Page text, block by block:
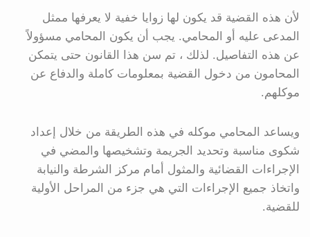
لأن هذه القضية قد يكون لها زوايا خفية لا يعرفها ممثل
المدعى عليه أو المحامي. يجب أن يكون المحامي مسؤولاً
عن هذه التفاصيل. لذلك ، تم سن هذا القانون حتى يتمكن
المحامون من دخول القضية بمعلومات كاملة والدفاع عن
موكلهم.
ويساعد المحامي موكله في هذه الطريقة من خلال إعداد
شكوى مناسبة وتحديد الجريمة وتشخيصها والمضي في
الإجراءات القضائية والمثول أمام مركز الشرطة والنيابة
واتخاذ جميع الإجراءات التي هي جزء من المراحل الأولية
للقضية.